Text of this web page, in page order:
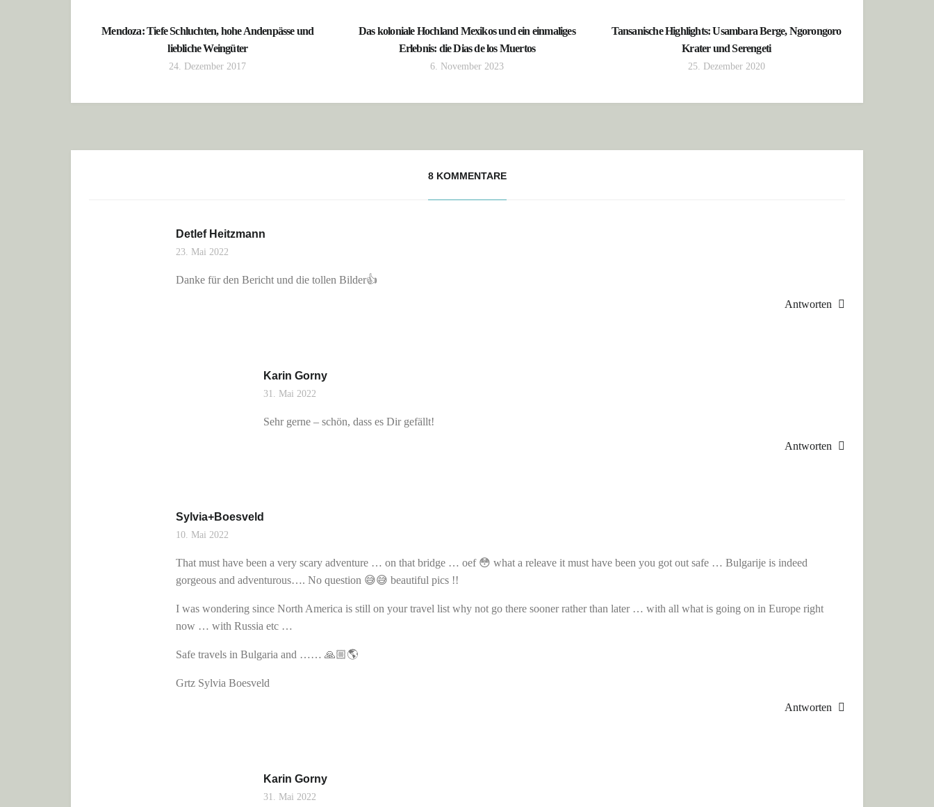
Mendoza: Tiefe Schluchten, hohe Andenpässe und
liebliche Weingüter
24. Dezember 2017
Das koloniale Hochland Mexikos und ein einmaliges
Erlebnis: die Dias de los Muertos
6. November 2023
Tansanische Highlights: Usambara Berge, Ngorongoro
Krater und Serengeti
25. Dezember 2020
8 KOMMENTARE
Detlef Heitzmann
23. Mai 2022
Danke für den Bericht und die tollen Bilder👍
Antworten
Karin Gorny
31. Mai 2022
Sehr gerne – schön, dass es Dir gefällt!
Antworten
Sylvia+Boesveld
10. Mai 2022
That must have been a very scary adventure … on that bridge … oef 😳 what a releave it must have been you got out safe … Bulgarije is indeed
gorgeous and adventurous…. No question 😅😅 beautiful pics !!
I was wondering since North America is still on your travel list why not go there sooner rather than later … with all what is going on in Europe right
now … with Russia etc …
Safe travels in Bulgaria and …… 🙏🏼🌎
Grtz Sylvia Boesveld
Antworten
Karin Gorny
31. Mai 2022